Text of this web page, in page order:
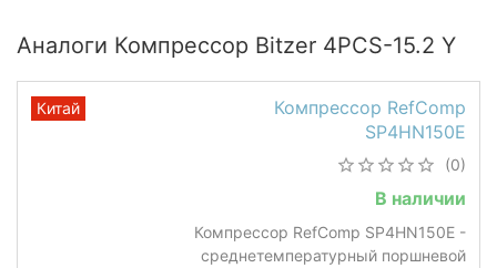
Аналоги Компрессор Bitzer 4PCS-15.2 Y
Компрессор RefComp
SP4HN150E
(0)
В наличии
Компрессор RefComp SP4HN150E -
среднетемпературный поршневой
Китай